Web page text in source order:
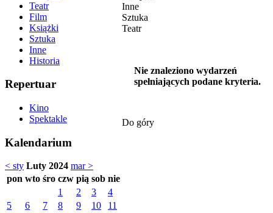
Teatr
Film
Książki
Sztuka
Inne
Historia
Repertuar
Kino
Spektakle
Kalendarium
< sty Luty 2024 mar >
pon wto śro czw pią sob nie
1
2 3
4
5
6 7 8 9 10
11
Inne
Sztuka
Teatr
Nie znaleziono wydarzeń
spełniających podane kryteria.
Do góry